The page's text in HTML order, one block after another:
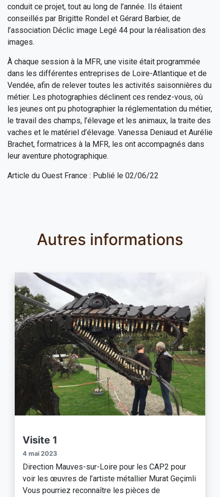
conduit ce projet, tout au long de l’année. Ils étaient
conseillés par Brigitte Rondel et Gérard Barbier, de
l’association Déclic image Legé 44 pour la réalisation des
images.
À chaque session à la MFR, une visite était programmée
dans les différentes entreprises de Loire-Atlantique et de
Vendée, afin de relever toutes les activités saisonnières du
métier. Les photographies déclinent ces rendez-vous, où
les jeunes ont pu photographier la réglementation du métier,
le travail des champs, l’élevage et les animaux, la traite des
vaches et le matériel d’élevage. Vanessa Deniaud et Aurélie
Brachet, formatrices à la MFR, les ont accompagnés dans
leur aventure photographique.
Article du Ouest France : Publié le 02/06/22
Autres informations
Visite 1
4 mai 2023
Direction Mauves-sur-Loire pour les CAP2 pour
voir les œuvres de l’artiste métallier Murat Geçimli
Vous pourriez reconnaître les pièces de